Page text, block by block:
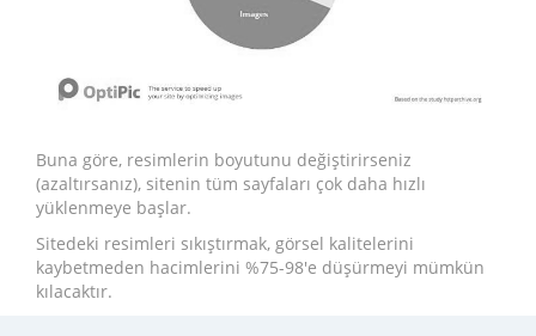
Buna göre, resimlerin boyutunu değiştirirseniz
(azaltırsanız), sitenin tüm sayfaları çok daha hızlı
yüklenmeye başlar.
Sitedeki resimleri sıkıştırmak, görsel kalitelerini
kaybetmeden hacimlerini %75-98'e düşürmeyi mümkün
kılacaktır.